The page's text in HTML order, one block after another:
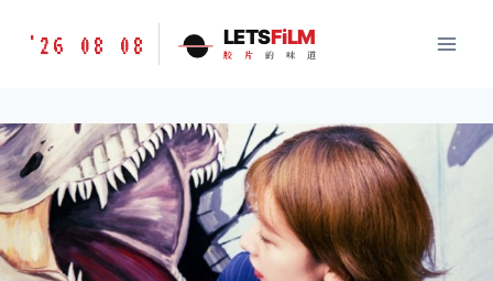
胶
味
道
LETSFILM
'26 08 08 LETSFiLM
胶 片 的 味 道